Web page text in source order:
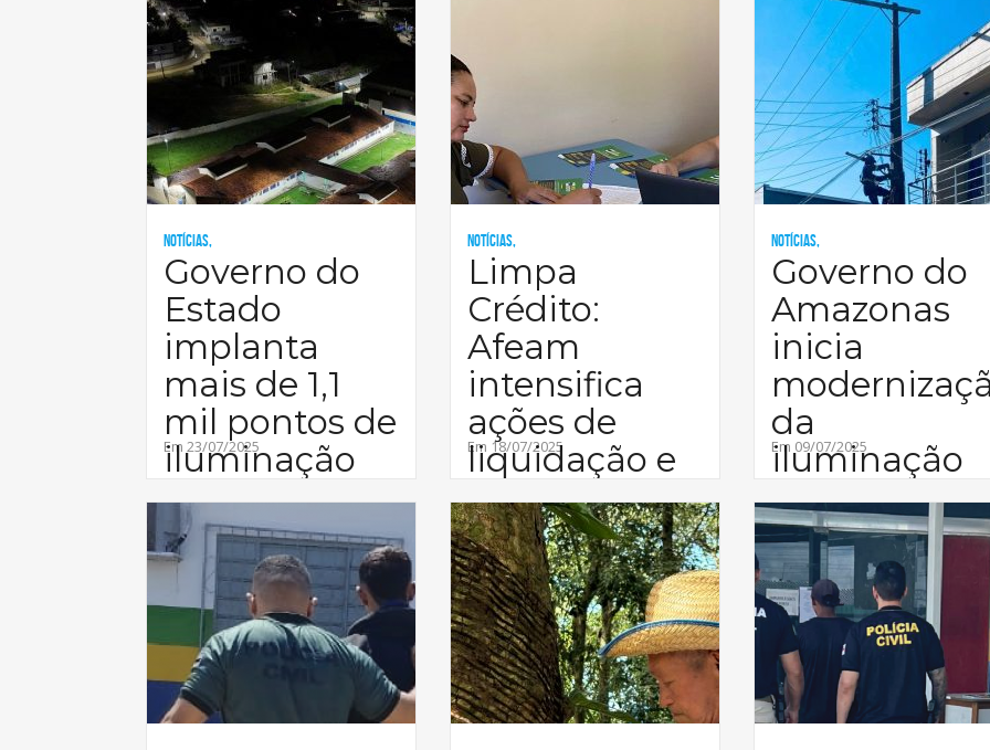
Notícias,
Governo do
Estado
implanta
mais de 1,1
mil pontos de
iluminação
de L
Em 23/07/2025
Notícias,
Limpa
Crédito:
Afeam
intensifica
ações de
liquidação e
renegocia�
Em 18/07/2025
Notícias,
Governo do
Amazonas
inicia
da
iluminação
pública de
Em 09/07/2025